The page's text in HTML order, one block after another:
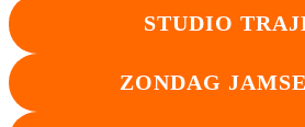
STUDIO
ZONDAG